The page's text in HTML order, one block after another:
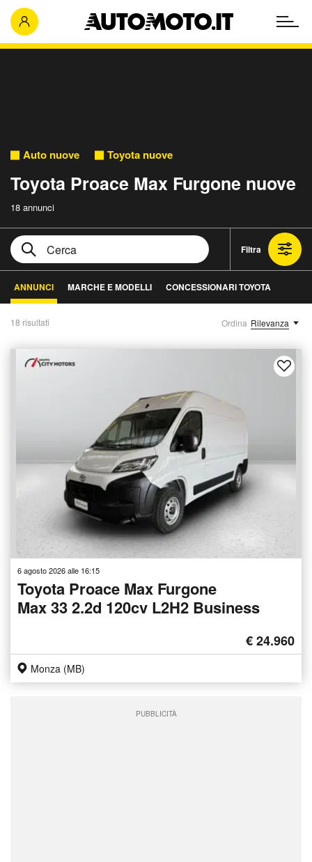
Auto nuove Toyota nuove
Toyota Proace Max Furgone nuove
18 annunci
Filtra
ANNUNCI MARCHE E MODELLI CONCESSIONARI TOYOTA
18 risultati Ordina Rilevanza
6 agosto 2026 alle 16:15
Toyota Proace Max Furgone
Max 33 2.2d 120cv L2H2 Business
€ 24.960
Monza (MB)
PUBBLICITÀ